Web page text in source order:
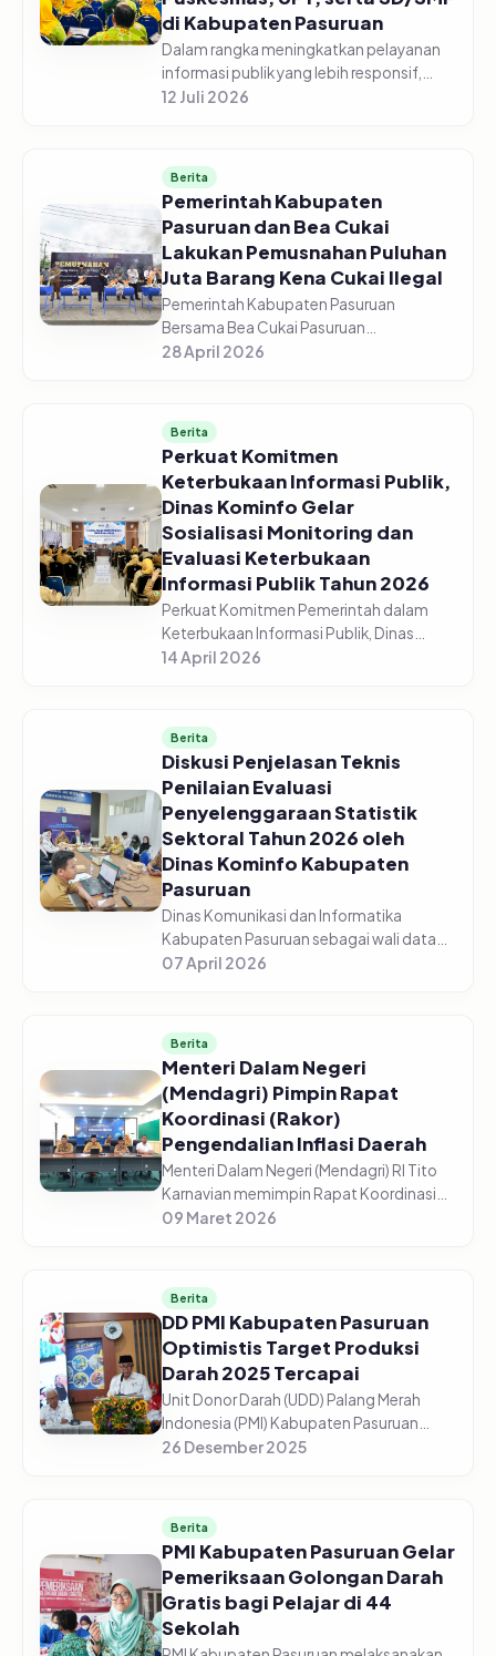
di Kabupaten Pasuruan
Dalam rangka meningkatkan pelayanan
informasi publik yang lebih responsif,
Pemerintah Kabupaten Pasuruan melalui
12 Juli 2026
Berita
Pemerintah Kabupaten
Pasuruan dan Bea Cukai
Lakukan Pemusnahan Puluhan
Juta Barang Kena Cukai Ilegal
Pemerintah Kabupaten Pasuruan
Bersama Bea Cukai Pasuruan
melaksanakan pemusnahan jutaan
27/04/2026. Pemusn...
28 April 2026
Berita
Perkuat Komitmen
Keterbukaan Informasi Publik,
Dinas Kominfo Gelar
Sosialisasi Monitoring dan
Evaluasi Keterbukaan
Informasi Publik Tahun 2026
Perkuat Komitmen Pemerintah dalam
Keterbukaan Informasi Publik, Dinas
Komunikasi dan Informatika Kabupaten
14 April 2026
Berita
Diskusi Penjelasan Teknis
Penilaian Evaluasi
Penyelenggaraan Statistik
Sektoral Tahun 2026 oleh
Dinas Kominfo Kabupaten
Pasuruan
Dinas Komunikasi dan Informatika
Kabupaten Pasuruan sebagai wali data
mengadakan Diskusi Bersama Tentang
07 April 2026
Berita
Menteri Dalam Negeri
(Mendagri) Pimpin Rapat
Koordinasi (Rakor)
Pengendalian Inflasi Daerah
Menteri Dalam Negeri (Mendagri) RI Tito
Karnavian memimpin Rapat Koordinasi
(Rakor) Pengendalian Inflasi Daerah dari
09 Maret 2026
Berita
DD PMI Kabupaten Pasuruan
Optimistis Target Produksi
Darah 2025 Tercapai
Unit Donor Darah (UDD) Palang Merah
Indonesia (PMI) Kabupaten Pasuruan
optimistis target produksi darah tahun
dar...
26 Desember 2025
Berita
PMI Kabupaten Pasuruan Gelar
Pemeriksaan Golongan Darah
Gratis bagi Pelajar di 44
Sekolah